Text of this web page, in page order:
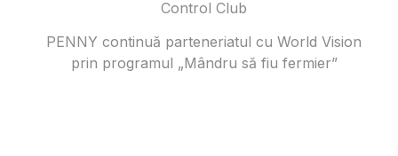
Control Club
PENNY continuă parteneriatul cu World Vision
prin programul „Mândru să fiu fermier”